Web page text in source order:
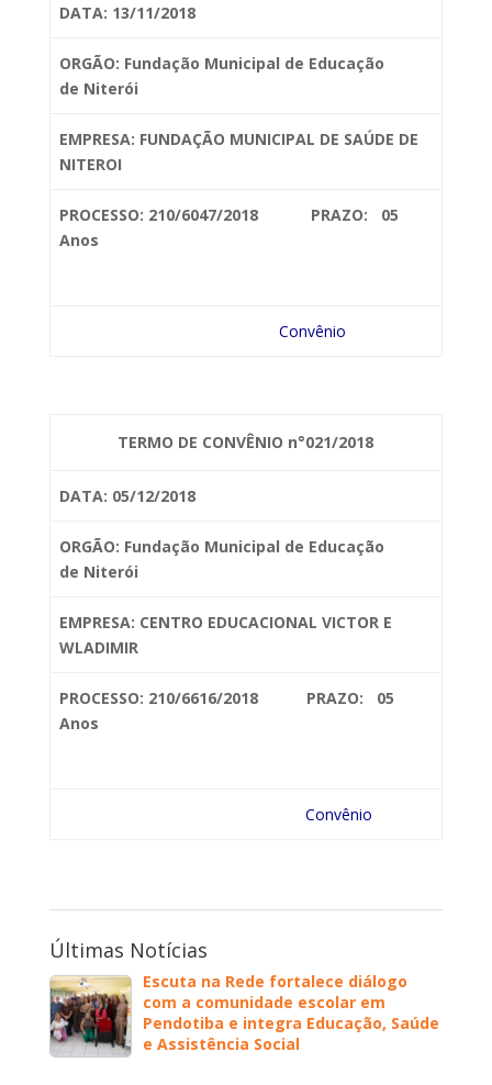
DATA: 13/11/2018
ORGÃO: Fundação Municipal de Educação
de Niterói
EMPRESA: FUNDAÇÃO MUNICIPAL DE SAÚDE DE
NITEROI
PROCESSO: 210/6047/2018 PRAZO: 05
Anos
Convênio
TERMO DE CONVÊNIO n°021/2018
DATA: 05/12/2018
ORGÃO: Fundação Municipal de Educação
de Niterói
EMPRESA: CENTRO EDUCACIONAL VICTOR E
WLADIMIR
PROCESSO: 210/6616/2018 PRAZO: 05
Anos
Convênio
Últimas Notícias
Escuta na Rede fortalece diálogo
com a comunidade escolar em
Pendotiba e integra Educação, Saúde
e Assistência Social